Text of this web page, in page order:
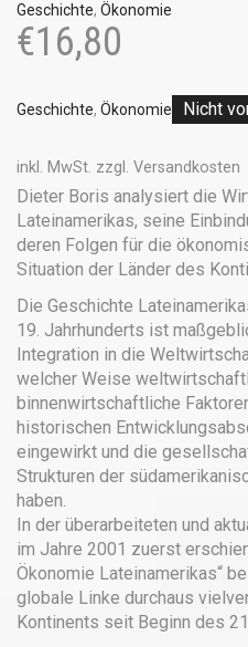
Geschichte, Ökonomie
€16,80
Geschichte, Ökonomie Nicht
inkl. MwSt. zzgl. Versandkosten
Dieter Boris analysiert die
Lateinamerikas, seine
deren Folgen für die
Situation der Länder des
Die Geschichte
19. Jahrhunderts ist
Integration in die
welcher Weise
binnenwirtschaftliche
historischen
eingewirkt und die
Strukturen der
haben.
In der überarbeiteten und
im Jahre 2001 zuerst
Ökonomie Lateinamerikas“
globale Linke durchaus
Kontinents seit Beginn des